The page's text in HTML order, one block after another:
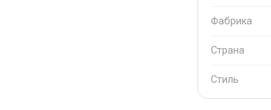
Фабрика
Страна
Стиль